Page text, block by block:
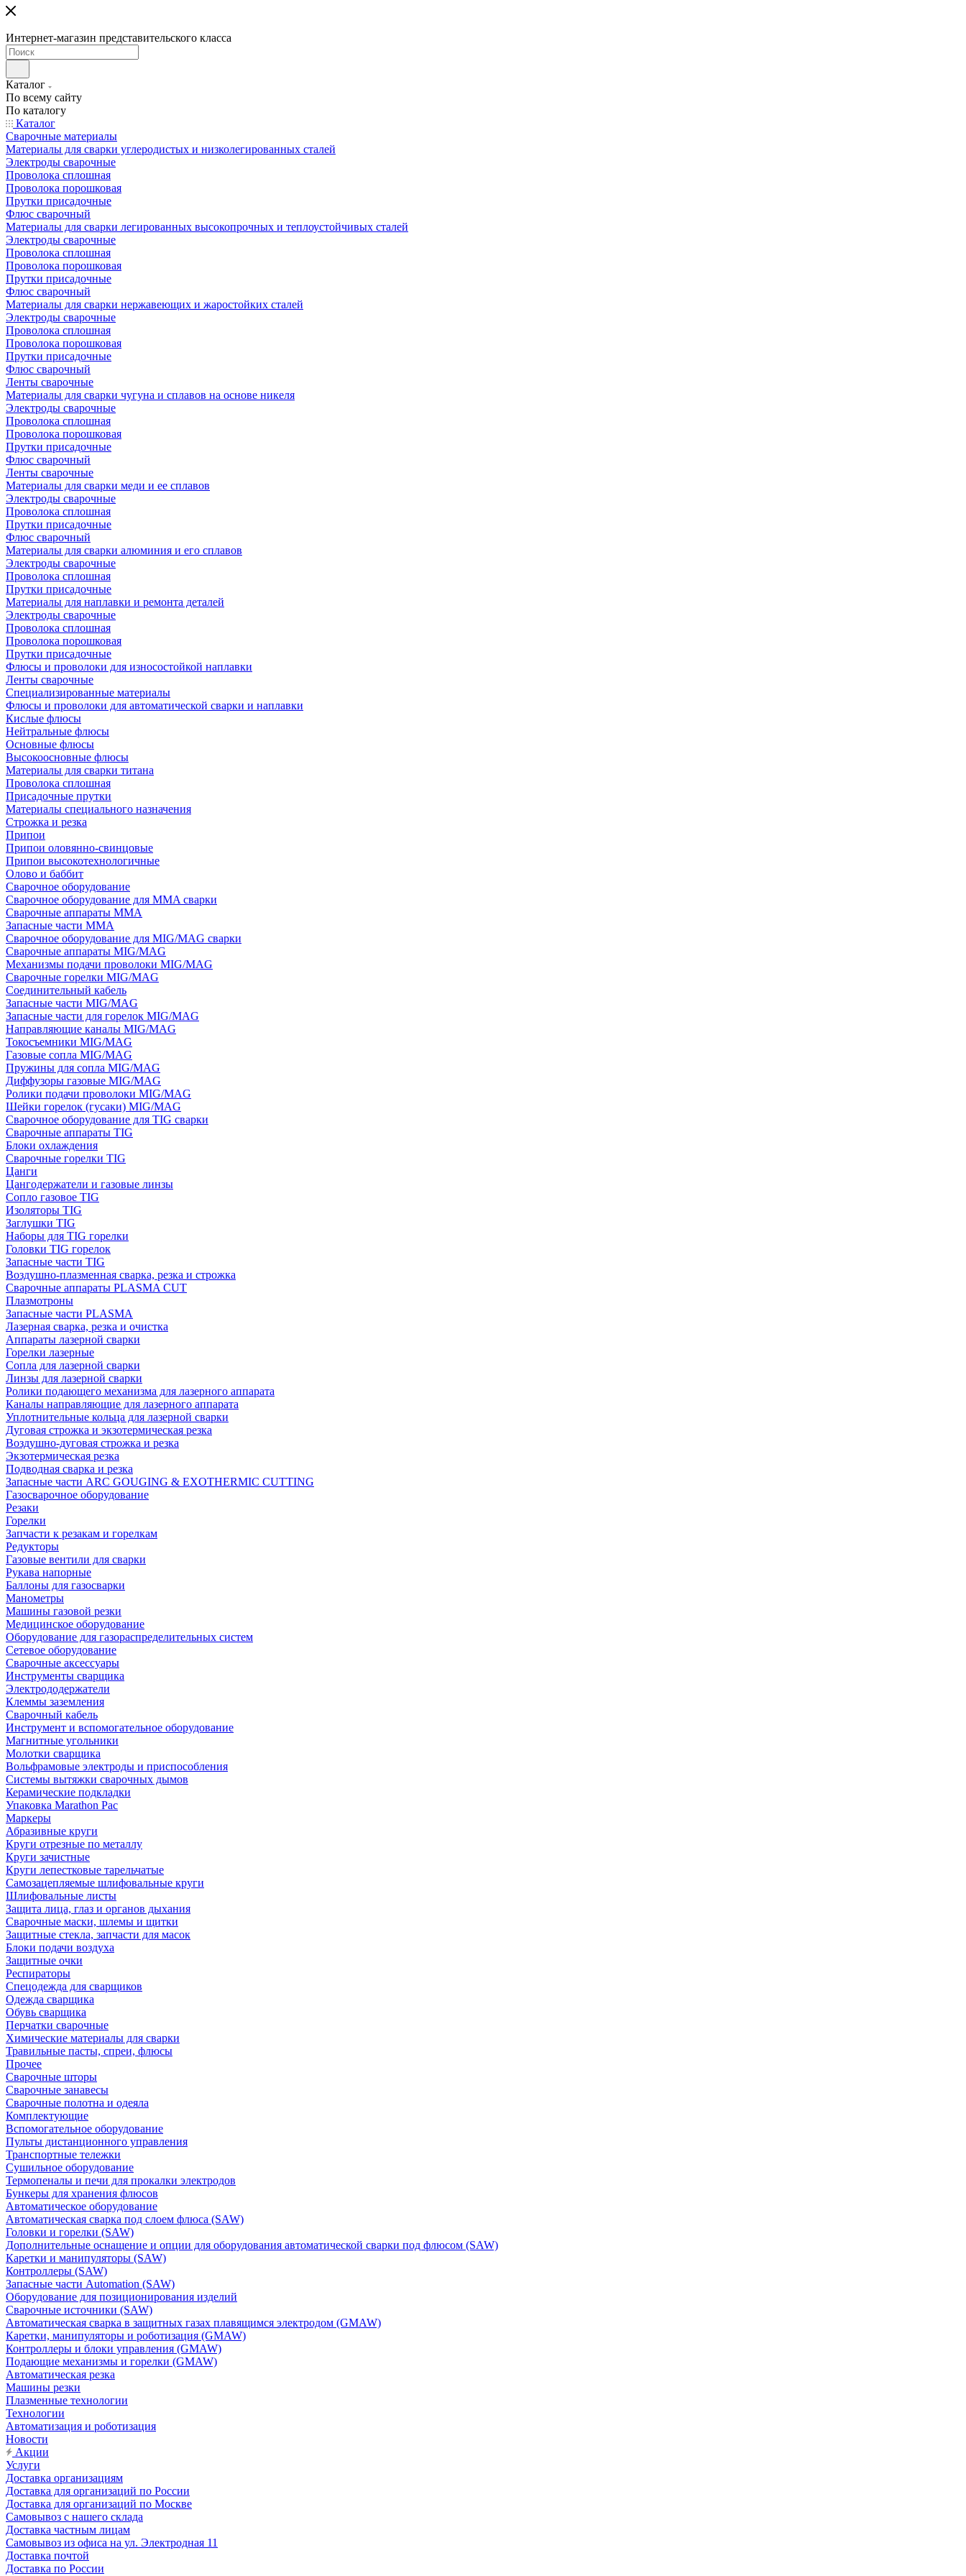
Интернет-магазин представительского класса
Каталог
По всему сайту
По каталогу
Каталог
Сварочные материалы
Материалы для сварки углеродистых и низколегированных сталей
Электроды сварочные
Проволока сплошная
Проволока порошковая
Прутки присадочные
Флюс сварочный
Материалы для сварки легированных высокопрочных и теплоустойчивых сталей
Электроды сварочные
Проволока сплошная
Проволока порошковая
Прутки присадочные
Флюс сварочный
Материалы для сварки нержавеющих и жаростойких сталей
Электроды сварочные
Проволока сплошная
Проволока порошковая
Прутки присадочные
Флюс сварочный
Ленты сварочные
Материалы для сварки чугуна и сплавов на основе никеля
Электроды сварочные
Проволока сплошная
Проволока порошковая
Прутки присадочные
Флюс сварочный
Ленты сварочные
Материалы для сварки меди и ее сплавов
Электроды сварочные
Проволока сплошная
Прутки присадочные
Флюс сварочный
Материалы для сварки алюминия и его сплавов
Электроды сварочные
Проволока сплошная
Прутки присадочные
Материалы для наплавки и ремонта деталей
Электроды сварочные
Проволока сплошная
Проволока порошковая
Прутки присадочные
Флюсы и проволоки для износостойкой наплавки
Ленты сварочные
Специализированные материалы
Флюсы и проволоки для автоматической сварки и наплавки
Кислые флюсы
Нейтральные флюсы
Основные флюсы
Высокоосновные флюсы
Материалы для сварки титана
Проволока сплошная
Присадочные прутки
Материалы специального назначения
Строжка и резка
Припои
Припои оловянно-свинцовые
Припои высокотехнологичные
Олово и баббит
Сварочное оборудование
Сварочное оборудование для MMA сварки
Сварочные аппараты MMA
Запасные части MMA
Сварочное оборудование для MIG/MAG сварки
Сварочные аппараты MIG/MAG
Механизмы подачи проволоки MIG/MAG
Сварочные горелки MIG/MAG
Соединительный кабель
Запасные части MIG/MAG
Запасные части для горелок MIG/MAG
Направляющие каналы MIG/MAG
Токосъемники MIG/MAG
Газовые сопла MIG/MAG
Пружины для сопла MIG/MAG
Диффузоры газовые MIG/MAG
Ролики подачи проволоки MIG/MAG
Шейки горелок (гусаки) MIG/MAG
Сварочное оборудование для TIG сварки
Сварочные аппараты TIG
Блоки охлаждения
Сварочные горелки TIG
Цанги
Цангодержатели и газовые линзы
Сопло газовое TIG
Изоляторы TIG
Заглушки TIG
Наборы для TIG горелки
Головки TIG горелок
Запасные части TIG
Воздушно-плазменная сварка, резка и строжка
Сварочные аппараты PLASMA CUT
Плазмотроны
Запасные части PLASMA
Лазерная сварка, резка и очистка
Аппараты лазерной сварки
Горелки лазерные
Сопла для лазерной сварки
Линзы для лазерной сварки
Ролики подающего механизма для лазерного аппарата
Каналы направляющие для лазерного аппарата
Уплотнительные кольца для лазерной сварки
Дуговая строжка и экзотермическая резка
Воздушно-дуговая строжка и резка
Экзотермическая резка
Подводная сварка и резка
Запасные части ARC GOUGING & EXOTHERMIC CUTTING
Газосварочное оборудование
Резаки
Горелки
Запчасти к резакам и горелкам
Редукторы
Газовые вентили для сварки
Рукава напорные
Баллоны для газосварки
Манометры
Машины газовой резки
Медицинское оборудование
Оборудование для газораспределительных систем
Сетевое оборудование
Сварочные аксессуары
Инструменты сварщика
Электрододержатели
Клеммы заземления
Сварочный кабель
Инструмент и вспомогательное оборудование
Магнитные угольники
Молотки сварщика
Вольфрамовые электроды и приспособления
Системы вытяжки сварочных дымов
Керамические подкладки
Упаковка Marathon Pac
Маркеры
Абразивные круги
Круги отрезные по металлу
Круги зачистные
Круги лепестковые тарельчатые
Самозацепляемые шлифовальные круги
Шлифовальные листы
Защита лица, глаз и органов дыхания
Сварочные маски, шлемы и щитки
Защитные стекла, запчасти для масок
Блоки подачи воздуха
Защитные очки
Респираторы
Спецодежда для сварщиков
Одежда сварщика
Обувь сварщика
Перчатки сварочные
Химические материалы для сварки
Травильные пасты, спреи, флюсы
Прочее
Сварочные шторы
Сварочные занавесы
Сварочные полотна и одеяла
Комплектующие
Вспомогательное оборудование
Пульты дистанционного управления
Транспортные тележки
Сушильное оборудование
Термопеналы и печи для прокалки электродов
Бункеры для хранения флюсов
Автоматическое оборудование
Автоматическая сварка под слоем флюса (SAW)
Головки и горелки (SAW)
Дополнительные оснащение и опции для оборудования автоматической сварки под флюсом (SAW)
Каретки и манипуляторы (SAW)
Контроллеры (SAW)
Запасные части Automation (SAW)
Оборудование для позиционирования изделий
Сварочные источники (SAW)
Автоматическая сварка в защитных газах плавящимся электродом (GMAW)
Каретки, манипуляторы и роботизация (GMAW)
Контроллеры и блоки управления (GMAW)
Подающие механизмы и горелки (GMAW)
Автоматическая резка
Машины резки
Плазменные технологии
Технологии
Автоматизация и роботизация
Новости
Акции
Услуги
Доставка организациям
Доставка для организаций по России
Доставка для организаций по Москве
Самовывоз с нашего склада
Доставка частным лицам
Самовывоз из офиса на ул. Электродная 11
Доставка почтой
Доставка по России